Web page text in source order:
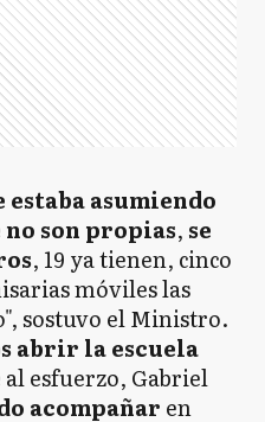
asumiendo
son propias, se
, 19 ya tienen, cinco
móviles las
sostuvo el Ministro.
abrir la escuela
al esfuerzo, Gabriel
acompañar en